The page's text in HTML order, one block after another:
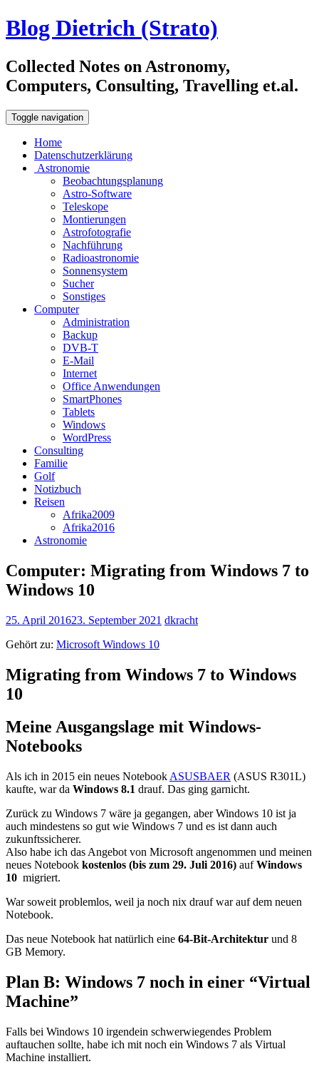
Blog Dietrich (Strato)
Collected Notes on Astronomy,
Computers, Consulting, Travelling et.al.
Toggle navigation
Home
Datenschutzerklärung
Astronomie
Beobachtungsplanung
Astro-Software
Teleskope
Montierungen
Astrofotografie
Nachführung
Radioastronomie
Sonnensystem
Sucher
Sonstiges
Computer
Administration
Backup
DVB-T
E-Mail
Internet
Office Anwendungen
SmartPhones
Tablets
Windows
WordPress
Consulting
Familie
Golf
Notizbuch
Reisen
Afrika2009
Afrika2016
Astronomie
Computer: Migrating from Windows 7 to
Windows 10
25. April 201623. September 2021 dkracht
Gehört zu: Microsoft Windows 10
Migrating from Windows 7 to Windows
10
Meine Ausgangslage mit Windows-
Notebooks
Als ich in 2015 ein neues Notebook ASUSBAER (ASUS R301L)
kaufte, war da Windows 8.1 drauf. Das ging garnicht.
Zurück zu Windows 7 wäre ja gegangen, aber Windows 10 ist ja
auch mindestens so gut wie Windows 7 und es ist dann auch
zukunftssicherer.
Also habe ich das Angebot von Microsoft angenommen und meinen
neues Notebook kostenlos (bis zum 29. Juli 2016) aufWindows
10 migriert.
War soweit problemlos, weil ja noch nix drauf war auf dem neuen
Notebook.
Das neue Notebook hat natürlich eine 64-Bit-Architektur und 8
GB Memory.
Plan B: Windows 7 noch in einer “Virtual
Machine”
Falls bei Windows 10 irgendein schwerwiegendes Problem
auftauchen sollte, habe ich mit noch ein Windows 7 als Virtual
Machine installiert.